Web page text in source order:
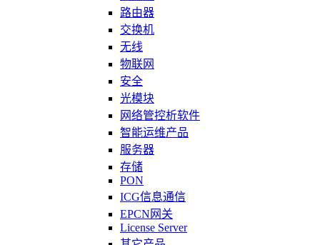
路由器
交换机
无线
物联网
安全
光模块
网络管控析软件
智能运维产品
服务器
存储
PON
ICG信息通信
EPCN网关
License Server